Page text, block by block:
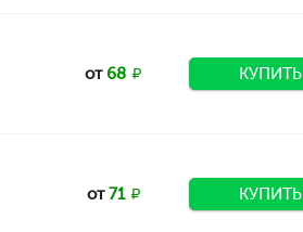
от68 КУПИТЬ
от71 КУПИТЬ